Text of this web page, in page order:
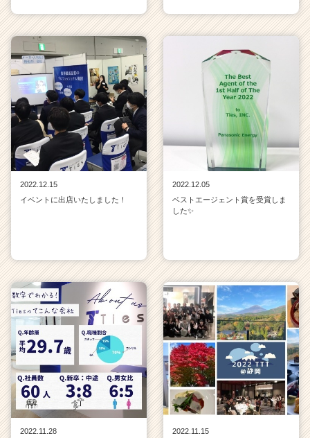
2022.12.15
イベントに出店いたしました！
2022.12.05
ベストエージェント賞を受賞しま
した✨
2022.11.28
2022.11.15